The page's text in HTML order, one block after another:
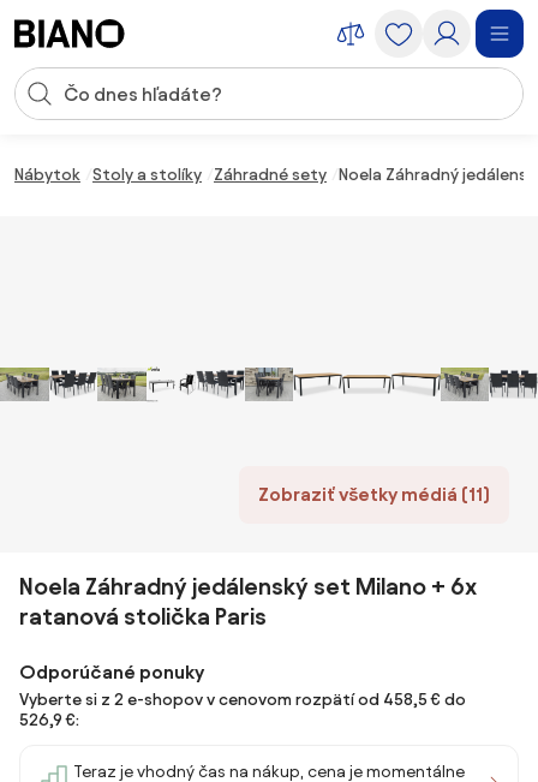
Vstup pre vyhľadávanie
Nábytok Stoly a stolíky Záhradné sety Noela Záhradný
Zobraziť všetky médiá (11)
Noela Záhradný jedálenský set Milano + 6x
ratanová stolička Paris
Odporúčané ponuky
Vyberte si z 2 e-shopov v cenovom rozpätí od 458,5 € do
526,9 €:
Teraz je vhodný čas na nákup, cena je momentálne